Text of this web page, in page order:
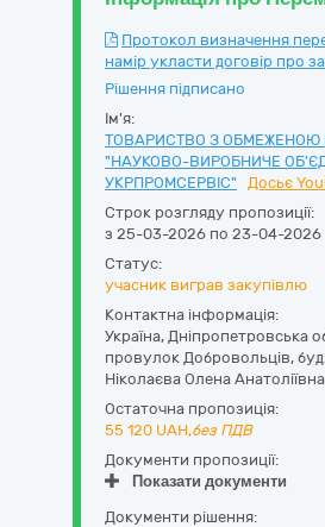
Протокол визначення
намір укласти договір про
Рішення підписано
Ім'я:
ТОВАРИСТВО З ОБМЕЖЕНОЮ
"НАУКОВО-ВИРОБНИЧЕ
УКРПРОМСЕРВІС"
Досьє
Строк розгляду пропозиції:
з 25-03-2026 по 23-04-2026
Статус:
учасник виграв закупівлю
Контактна інформація:
Україна, Дніпропетровська
провулок Добровольців,
Ніколаєва Олена Анатоліївна
Остаточна пропозиція:
55 120 UAH,без ПДВ
Документи пропозиції:
Показати документи
Документи рішення: